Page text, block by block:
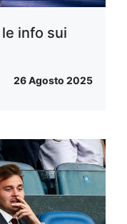
info sui
26 Agosto 2025